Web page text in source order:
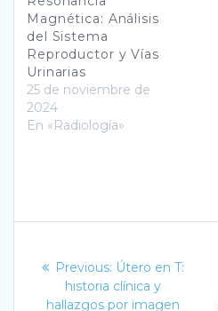
Magnética: Análisis
del Sistema
Reproductor y Vías
Urinarias
25 de noviembre de
2024
En «Radiología»
de
Previous: Previous
post:
Útero en T:
historia clínica y
hallazgos por imagen